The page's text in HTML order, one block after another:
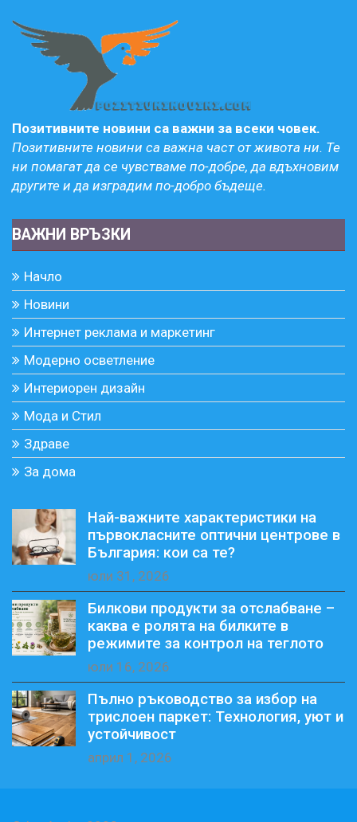
Позитивните новини са важни за всеки човек.
Позитивните новини са важна част от живота ни. Те
ни помагат да се чувстваме по-добре, да вдъхновим
другите и да изградим по-добро бъдеще.
ВАЖНИ ВРЪЗКИ
Начло
Новини
Интернет реклама и маркетинг
Модерно осветление
Интериорен дизайн
Мода и Стил
Здраве
За дома
Най-важните характеристики на
първокласните оптични центрове в
България: кои са те?
юли 31, 2026
Билкови продукти за отслабване –
каква е ролята на билките в
режимите за контрол на теглото
юли 16, 2026
Пълно ръководство за избор на
трислоен паркет: Технология, уют и
устойчивост
април 1, 2026